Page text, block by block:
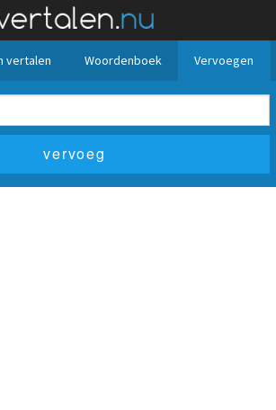
vertalen Woordenboek Vervoegen